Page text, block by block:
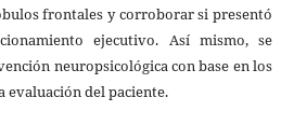
frontales y corroborar si presentó
ejecutivo. Así mismo, se
neuropsicológica con base en los
evaluación del paciente.